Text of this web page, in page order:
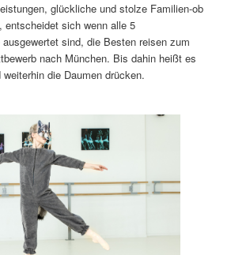
glückliche und stolze Familien-ob
entscheidet sich wenn alle 5
ausgewertet sind, die Besten reisen zum
nach München. Bis dahin heißt es
weiterhin die Daumen drücken.